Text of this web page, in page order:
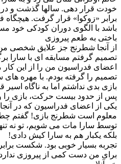
خودت قرار دهی. سالها گذشت و در
برابر «زوکوا» قرار گرفت.
باشد با الگوی دوران کودکی خود
باختی به طعم پیروزی
از آنجا شطرنج جز علایق شخصی
تصمیم گرفتم مسابقه ای با سارا
اعضای فدراسیون من را از این
تصمیم را گرفته بودم. با مهره های
بازی بدی نداشتم اما به ناگاه
پس از حدود بیست حرکت، بازی را
یکی از اعضای فدراسیون که در
معلوم است شطرنج بازی! گفتم
توسط سارا مات می شویم، تو نه
بلکه یکبار هم به سارا کیش دادی!
تجربه بسیار خوبی بود. شکست
برای من دست کمی از پیروزی